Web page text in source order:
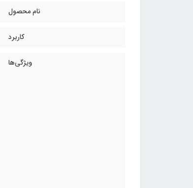
نام محصول
کاربرد
ویژگی‌ها